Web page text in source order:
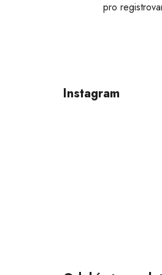
pro
Instagram